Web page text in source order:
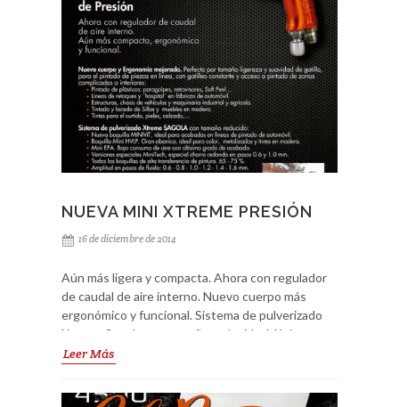
NUEVA MINI XTREME PRESIÓN
16 de diciembre de 2014
Aún más ligera y compacta. Ahora con regulador
de caudal de aire interno. Nuevo cuerpo más
ergonómico y funcional. Sistema de pulverizado
Xtreme Sagola con tamaño reducido. Máxima
robustez, ideal para productos base agua y
no podrás separarte de la nueva. Ver detalles
Leer Más